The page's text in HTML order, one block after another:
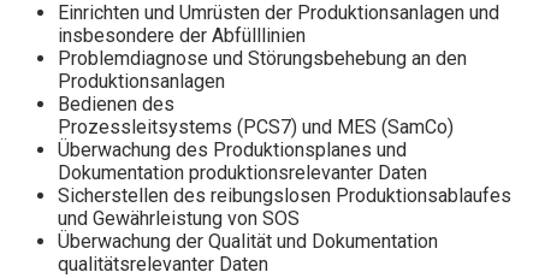
Einrichten und Umrüsten der Produktionsanlagen und
insbesondere der Abfülllinien
Problemdiagnose und Störungsbehebung an den
Produktionsanlagen
Bedienen des
Prozessleitsystems (PCS7) und MES (SamCo)
Überwachung des Produktionsplanes und
Dokumentation produktionsrelevanter Daten
Sicherstellen des reibungslosen Produktionsablaufes
und Gewährleistung von SOS
Überwachung der Qualität und Dokumentation
qualitätsrelevanter Daten